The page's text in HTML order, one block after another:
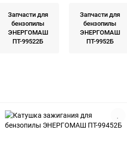
Запчасти для
бензопилы
ЭНЕРГОМАШ
ПТ-99522Б
Запчасти для
бензопилы
ЭНЕРГОМАШ
ПТ-9952Б